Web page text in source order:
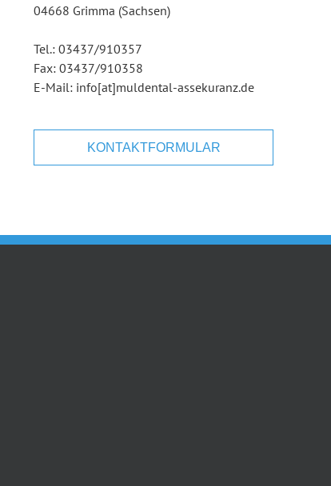
04668 Grimma (Sachsen)
Tel.: 03437/910357
Fax: 03437/910358
E-Mail: info[at]muldental-assekuranz.de
KONTAKTFORMULAR